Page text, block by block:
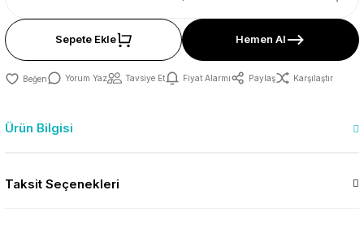
Sepete Ekle Hemen Al
Yorum Yaz Tavsiye Et Fiyat Alarmı Paylaş Karşılaştır
Ürün Bilgisi
Taksit Seçenekleri